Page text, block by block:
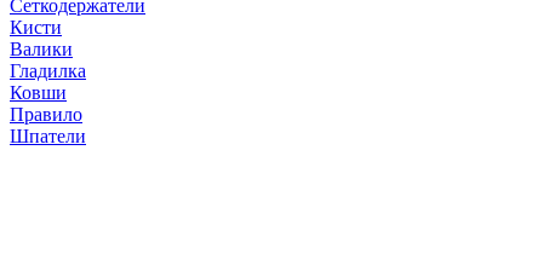
Сеткодержатели
Кисти
Валики
Гладилка
Ковши
Правило
Шпатели